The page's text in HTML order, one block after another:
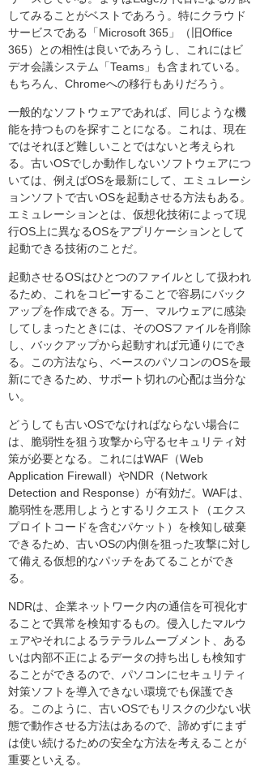
してみることがベストであろう。特にクラウド
サービスである「Microsoft 365」（旧Office
365）との相性は良いであろうし、これにはビ
デオ会議システム「Teams」も含まれている。
もちろん、Chromeへの移行もありだろう。
一般的なソフトウェアであれば、同じような機
能を持つものを探すことになる。これは、現在
ではそれほど難しいことではないと考えられ
る。古いOSでしか動作しないソフトウェアにつ
いては、例えばOSを最新にして、エミュレーシ
ョンソフトで古いOSを起動させる方法もある。
エミュレーションとは、仮想化技術によって現
行OS上に異なるOSをアプリケーションとして
起動できる技術のことだ。
起動させるOSはひとつのファイルとして扱われ
るため、これをコピーすることで容易にバック
アップを作成できる。万一、マルウェアに感染
してしまったときには、そのOSファイルを削除
し、バックアップから起動すれば元通りにでき
る。この方法なら、ベースのパソコンのOSを最
新にできるため、サポート切れの心配は当分な
い。
どうしても古いOSでなければならない場合に
は、脆弱性を狙う攻撃から守るセキュリティ対
策が必要となる。これにはWAF（Web
Application Firewall）やNDR（Network
Detection and Response）が有効だ。WAFは、
脆弱性を悪用しようとするリクエスト（エクス
プロイトコードを含むパケット）を検知し破棄
できるため、古いOSの内側を狙った攻撃に対し
て備える仮想的なパッチをあてることができ
る。
NDRは、企業ネットワーク内の通信を可視化す
ることで異常を検知するもの。侵入したマルウ
ェアやそれによるラテラルムーブメント、ある
いは内部不正によるデータの持ち出しも検知す
ることができるので、パソコンにセキュリティ
対策ソフトを導入できない環境でも保護でき
る。このように、古いOSでもリスクの少ない状
態で動作させる方法はあるので、諦めずにまず
は使い続けるための安全な方法を考えることが
重要といえる。